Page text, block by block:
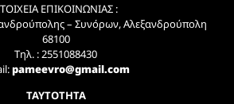
ΕΠΙΚΟΙΝΩΝΙΑΣ :
– Συνόρων, Αλεξανδρούπολη
68100
Τηλ. : 2551088430
pameevro@gmail.com
ΤΑΥΤΟΤΗΤΑ